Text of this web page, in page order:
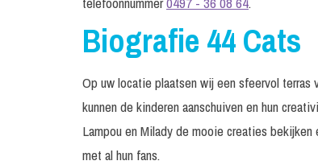
Biografie 44 Cats
Op uw locatie plaatsen wij een sfeervol
kunnen de kinderen aanschuiven en hun
Lampou en Milady de mooie creaties
met al hun fans.